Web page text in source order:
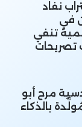
نفاد
في
تنفي
تصريحات
مرح أبو
بالذكاء